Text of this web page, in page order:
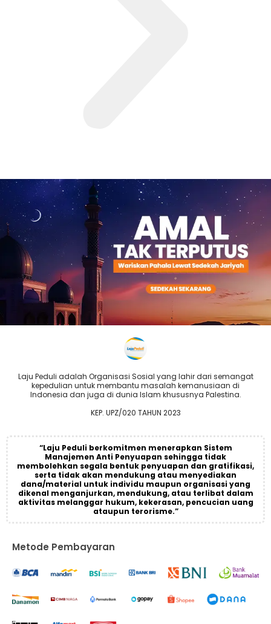
Laju Peduli adalah Organisasi Sosial yang lahir dari semangat
kepedulian untuk membantu masalah kemanusiaan di
Indonesia dan juga di dunia Islam khususnya Palestina.
KEP. UPZ/020 TAHUN 2023
“Laju Peduli berkomitmen menerapkan Sistem
Manajemen Anti Penyuapan sehingga tidak
membolehkan segala bentuk penyuapan dan gratifikasi,
serta tidak akan mendukung atau menyediakan
dana/material untuk individu maupun organisasi yang
dikenal menganjurkan, mendukung, atau terlibat dalam
aktivitas melanggar hukum, kekerasan, pencucian uang
ataupun terorisme.”
Metode Pembayaran